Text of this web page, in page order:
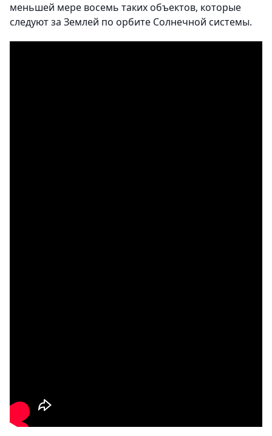
меньшей мере восемь таких объектов, которые
следуют за Землей по орбите Солнечной системы.